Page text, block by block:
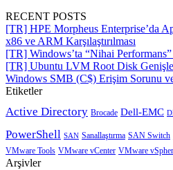
RECENT POSTS
[TR] HPE Morpheus Enterprise’da
x86 ve ARM Karşılaştırılması
[TR] Windows’ta “Nihai
[TR] Ubuntu LVM Root Disk
Windows SMB (C$) Erişim Sorunu
Etiketler
Active Directory Brocade Dell-EMC
PowerShell SAN Sanallaştırma SAN Switch
VMware Tools VMware vCenter VMware
Arşivler